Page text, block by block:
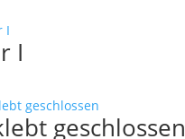
I
geschlossen